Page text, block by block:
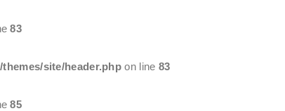
83
site/header.php on line 83
85